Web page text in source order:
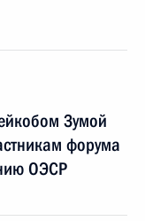
Зумой
форума
ОЭСР